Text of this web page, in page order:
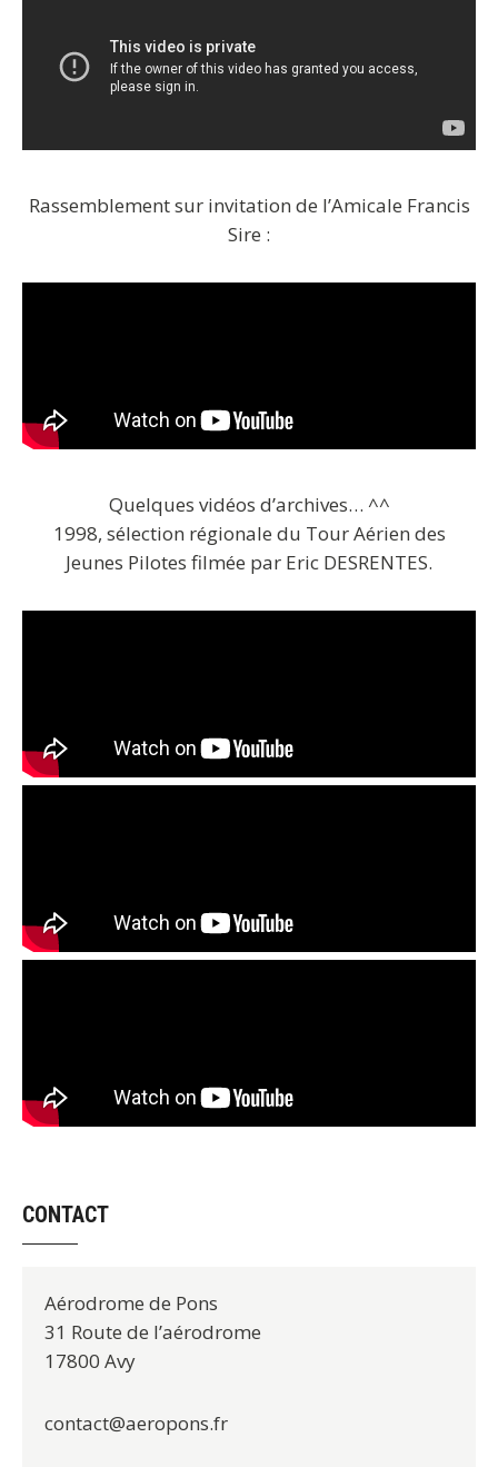
Rassemblement sur invitation de l’Amicale Francis
Sire :
Quelques vidéos d’archives… ^^
1998, sélection régionale du Tour Aérien des
Jeunes Pilotes filmée par Eric DESRENTES.
CONTACT
Aérodrome de Pons
31 Route de l’aérodrome
17800 Avy
contact@aeropons.fr